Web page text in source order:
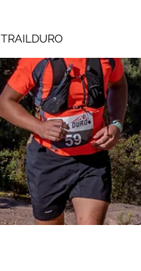
TRAILDURO